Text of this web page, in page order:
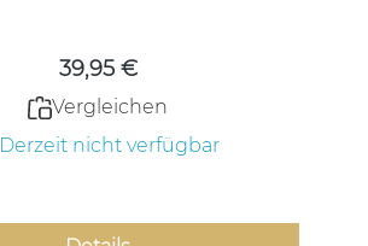
39,95 €
Vergleichen
Derzeit nicht verfügbar